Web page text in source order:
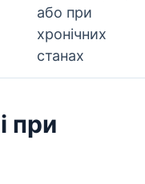
або при
хронічних
станах
при